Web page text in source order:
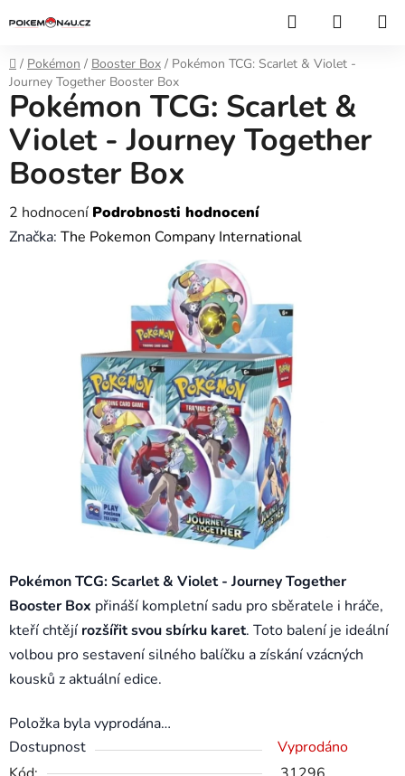
na
Hledat
Domů
/ Pokémon / Booster Box / Pokémon TCG: Scarlet & Violet -
Journey Together Booster Box
Pokémon TCG: Scarlet & Violet - Journey Together
Booster Box přináší kompletní sadu pro sběratele i hráče,
kteří chtějí rozšířit svou sbírku karet. Toto balení je ideální
volbou pro sestavení silného balíčku a získání vzácných
kousků z aktuální edice.
Položka byla vyprodána…
Dostupnost
Vyprodáno
Pokémon TCG: Scarlet &
Violet - Journey Together
Booster Box
Průměrné
hodnocení
2 hodnocení Podrobnosti hodnocení
Značka: The Pokemon Company International